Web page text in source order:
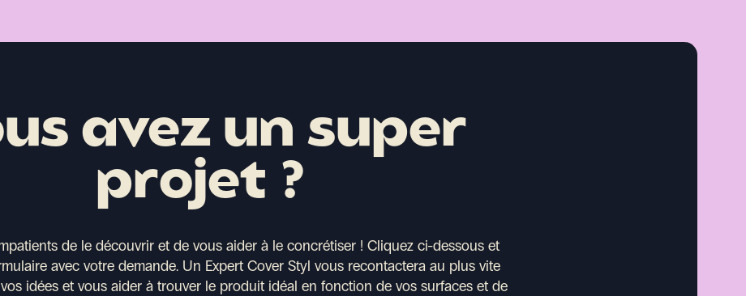
avez un super
projet ?
de le découvrir et de vous aider à le concrétiser ! Cliquez ci-dessous et
avec votre demande. Un Expert Cover Styl vous recontactera au plus vite
idées et vous aider à trouver le produit idéal en fonction de vos surfaces et de